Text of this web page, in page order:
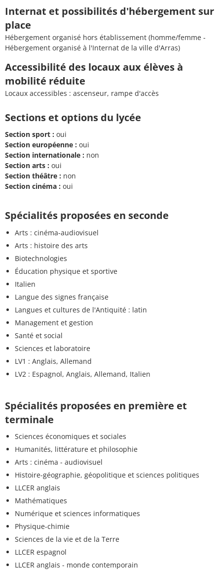
Internat et possibilités d'hébergement sur
place
Hébergement organisé hors établissement (homme/femme -
Hébergement organisé à l'Internat de la ville d'Arras)
Accessibilité des locaux aux élèves à
mobilité réduite
Locaux accessibles : ascenseur, rampe d'accès
Sections et options du lycée
Section sport : oui
Section européenne : oui
Section internationale : non
Section arts : oui
Section théâtre : non
Section cinéma : oui
Spécialités proposées en seconde
Arts : cinéma-audiovisuel
Arts : histoire des arts
Biotechnologies
Éducation physique et sportive
Italien
Langue des signes française
Langues et cultures de l'Antiquité : latin
Management et gestion
Santé et social
Sciences et laboratoire
LV1 : Anglais, Allemand
LV2 : Espagnol, Anglais, Allemand, Italien
Spécialités proposées en première et
terminale
Sciences économiques et sociales
Humanités, littérature et philosophie
Arts : cinéma - audiovisuel
Histoire-géographie, géopolitique et sciences politiques
LLCER anglais
Mathématiques
Numérique et sciences informatiques
Physique-chimie
Sciences de la vie et de la Terre
LLCER espagnol
LLCER anglais - monde contemporain